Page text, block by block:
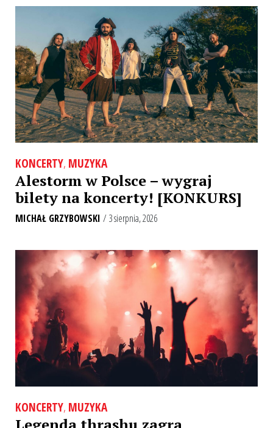
KONCERTY, MUZYKA
Alestorm w Polsce – wygraj
bilety na koncerty! [KONKURS]
MICHAŁ GRZYBOWSKI / 3 sierpnia, 2026
KONCERTY, MUZYKA